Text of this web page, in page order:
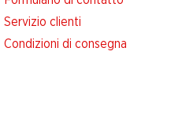
Servizio clienti
Condizioni di consegna